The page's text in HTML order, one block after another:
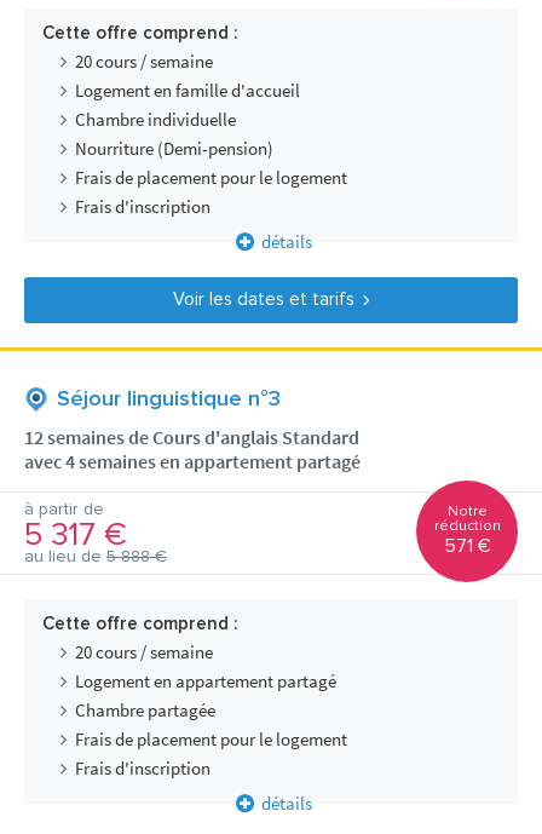
Cette offre comprend :
20 cours / semaine
Logement en famille d'accueil
Chambre individuelle
Nourriture (Demi-pension)
Frais de placement pour le logement
Frais d'inscription
détails
Voir les dates et tarifs
Séjour linguistique n°3
12 semaines de Cours d'anglais Standard
avec 4 semaines en appartement partagé
à partir de
5 317 €
au lieu de 5 888 €
Notre
réduction
571 €
Cette offre comprend :
20 cours / semaine
Logement en appartement partagé
Chambre partagée
Frais de placement pour le logement
Frais d'inscription
détails